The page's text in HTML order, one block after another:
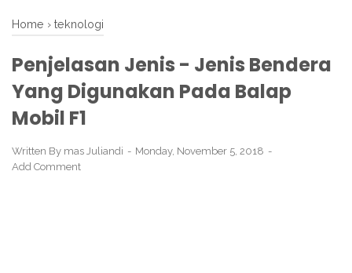
Home › teknologi
Penjelasan Jenis - Jenis Bendera
Yang Digunakan Pada Balap
Mobil F1
Written By mas Juliandi
Monday, November 5, 2018
Add Comment